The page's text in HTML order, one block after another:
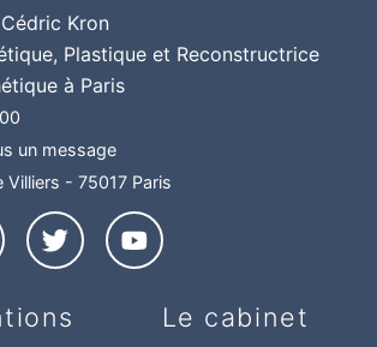
Kron
Plastique et Reconstructrice
à Paris
un message
Villiers - 75017 Paris
Le cabinet